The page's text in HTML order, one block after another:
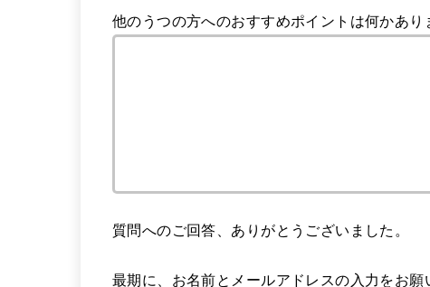
他のうつの方へのおすすめポイントは何かあり
質問へのご回答、ありがとうございました。
最期に、お名前とメールアドレスの入力をお願